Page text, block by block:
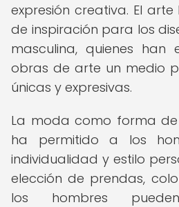
expresión creativa. El
de inspiración para los
masculina, quienes han
obras de arte un medio
únicas y expresivas.
La moda como forma de
ha permitido a los
individualidad y estilo
elección de prendas,
los hombres